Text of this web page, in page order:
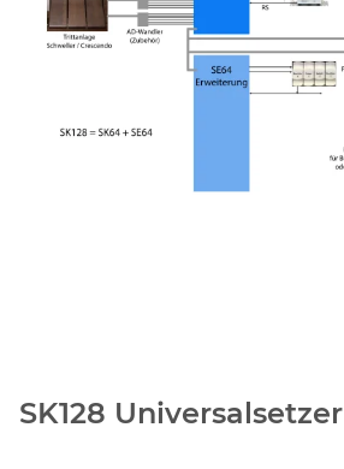
SK128 Universalsetzer